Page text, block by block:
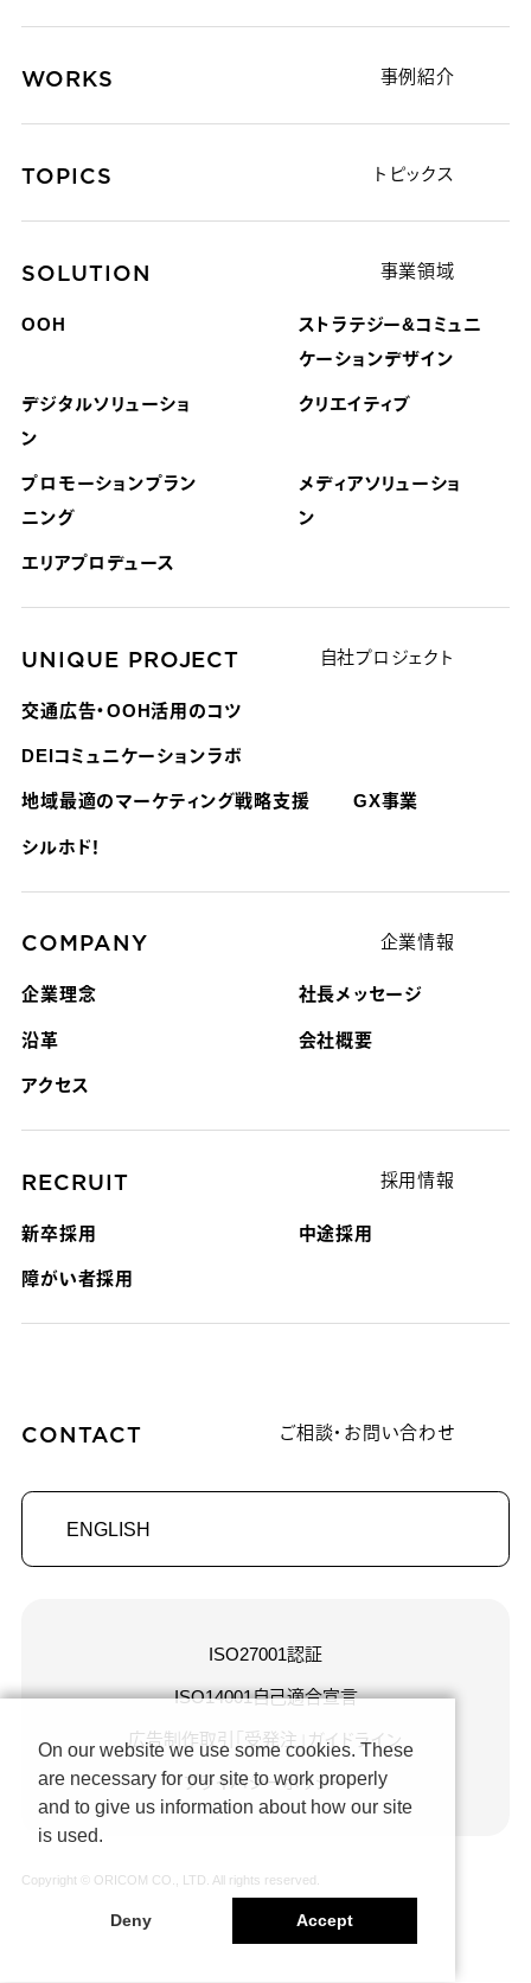
On our website we use some cookies. These
are necessary for our site to work properly
and to give us information about how our site
is used.
Deny Accept
WORKS 事例紹介
TOPICS トピックス
SOLUTION 事業領域
OOH
ストラテジー&コミュニ
ケーションデザイン
デジタルソリューショ
ン
クリエイティブ
プロモーションプラン
ニング
メディアソリューショ
ン
エリアプロデュース
UNIQUE PROJECT 自社プロジェクト
交通広告・OOH活用のコツ
DEIコミュニケーションラボ
地域最適のマーケティング戦略支援 GX事業
シルホド！
COMPANY 企業情報
企業理念 社長メッセージ
沿革 会社概要
アクセス
RECRUIT 採用情報
新卒採用 中途採用
障がい者採用
CONTACT ご相談・お問い合わせ
ENGLISH
ISO27001認証
ISO14001自己適合宣言
広告制作取引「受発注」ガイドライン
プライバシーポリシー
Copyright © ORICOM CO., LTD. All rights reserved.